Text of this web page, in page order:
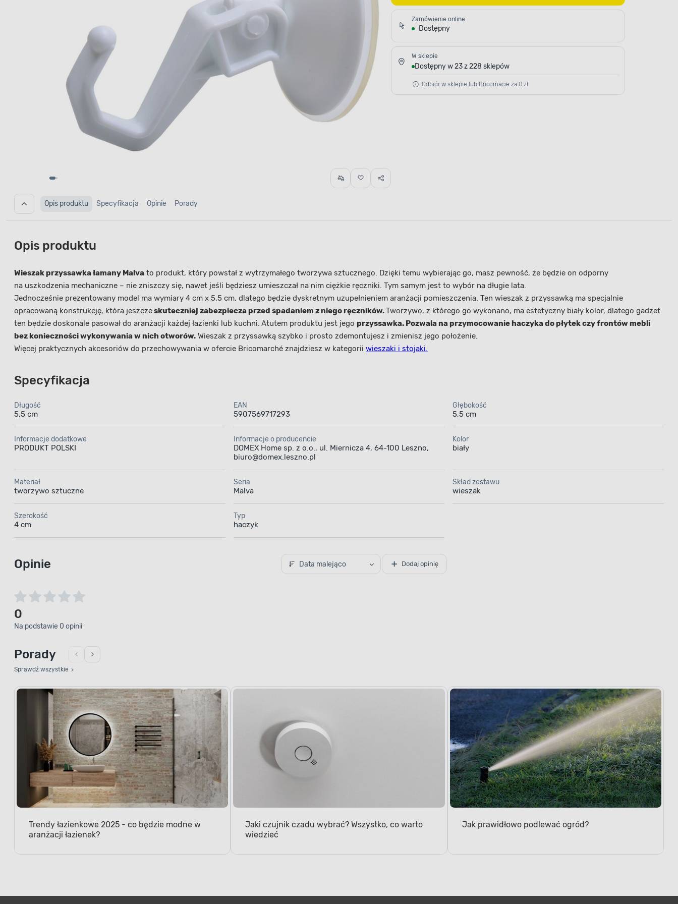
Zamówienie online
Dostępny
W sklepie
Dostępny w 23 z 228 sklepów
Odbiór w sklepie lub Bricomacie za 0 zł
Opis produktu Specyfikacja Opinie Porady
Opis produktu
Wieszak przyssawka łamany Malva to produkt, który powstał z wytrzymałego tworzywa sztucznego. Dzięki temu wybierając go, masz pewność, że będzie on odporny
na uszkodzenia mechaniczne – nie zniszczy się, nawet jeśli będziesz umieszczał na nim ciężkie ręczniki. Tym samym jest to wybór na długie lata.
Jednocześnie prezentowany model ma wymiary 4 cm x 5,5 cm, dlatego będzie dyskretnym uzupełnieniem aranżacji pomieszczenia. Ten wieszak z przyssawką ma specjalnie
opracowaną konstrukcję, która jeszczeskuteczniej zabezpiecza przed spadaniem z niego ręczników.Tworzywo, z którego go wykonano, ma estetyczny biały kolor, dlatego gadżet
ten będzie doskonale pasował do aranżacji każdej łazienki lub kuchni. Atutem produktu jest jego przyssawka. Pozwala na przymocowanie haczyka do płytek czy frontów mebli
bez konieczności wykonywania w nich otworów. Wieszak z przyssawką szybko i prosto zdemontujesz i zmienisz jego położenie.
Więcej praktycznych akcesoriów do przechowywania w ofercie Bricomarché znajdziesz w kategorii wieszaki i stojaki.
Specyfikacja
Długość
5,5 cm
EAN
5907569717293
Głębokość
5,5 cm
Informacje dodatkowe
PRODUKT POLSKI
Informacje o producencie
DOMEX Home sp. z o.o., ul. Miernicza 4, 64-100 Leszno,
biuro@domex.leszno.pl
Kolor
biały
Materiał
tworzywo sztuczne
Seria
Malva
Skład zestawu
wieszak
Szerokość
4 cm
Typ
haczyk
Opinie Data malejąco Dodaj opinię
0
Na podstawie 0 opinii
Porady
Sprawdź wszystkie
Trendy łazienkowe 2025 - co będzie modne w
aranżacji łazienek?
Jaki czujnik czadu wybrać? Wszystko, co warto
wiedzieć
Jak prawidłowo podlewać ogród?